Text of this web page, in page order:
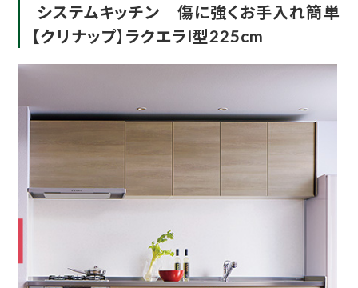
システムキッチン 傷に強くお手入れ簡単
【クリナップ】ラクエラI型225cm